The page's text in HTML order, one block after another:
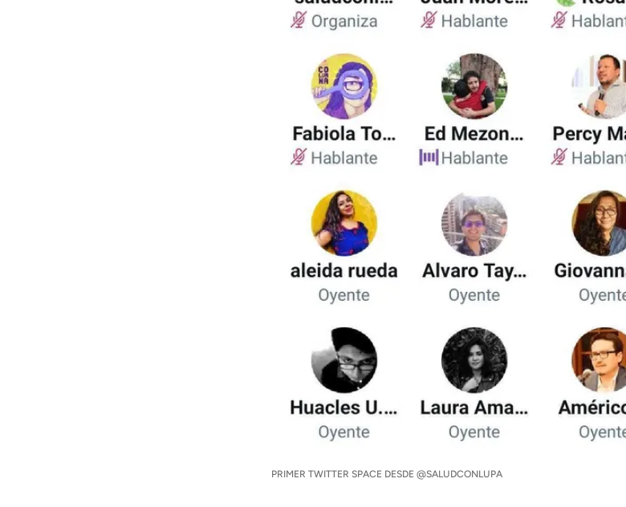
PRIMER TWITTER SPACE DESDE @SALUDCONLUPA